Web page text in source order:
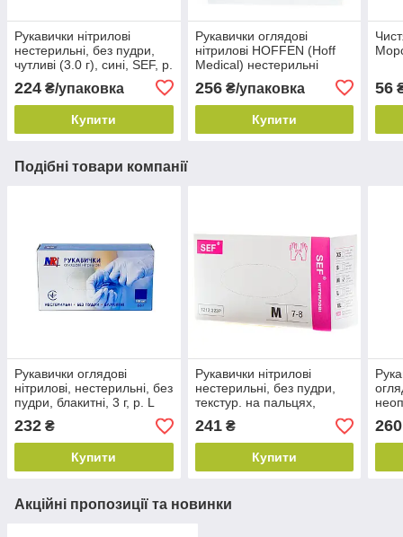
Рукавички нітрилові
нестерильні, без пудри,
чутливі (3.0 г), сині, SEF, р.
224 ₴/упаковка
Купити
Рукавички оглядові
нітрилові HOFFEN (Hoff
Мedical) нестерильні
р.М
256₴/упаковка
Купити
56
Подібні товари компанії
Рукавички оглядові
нітрилові, нестерильні, без
пудри, блакитні, 3 г, р. L
(100 шт./уп.), MR
232 ₴
Купити
Рукавички нітрилові
нестерильні, без пудри,
текстур. на пальцях,
Рожеві (3.3 г), SEF, р. M
(100 шт./уп.)
241₴
Купити
260
Акційні пропозиції та новинки